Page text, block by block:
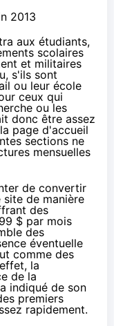
aux étudiants,
scolaires
et militaires
s'ils sont
ou leur école
ceux qui
oules
donc être assez
page d'accueil
sections ne
mensuelles
de convertir
de manière
des
$ par mois
des
éventuelle
comme des
la
de la
indiqué de son
premiers
rapidement.